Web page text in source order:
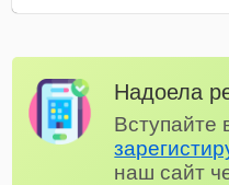
Надоела
Вступайте
наш сайт